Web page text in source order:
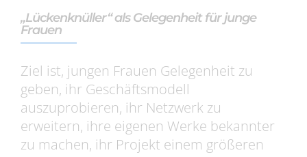
„Lückenknüller“ als Gelegenheit für junge
Frauen
Ziel ist, jungen Frauen Gelegenheit zu
geben, ihr Geschäftsmodell
auszuprobieren, ihr Netzwerk zu
erweitern, ihre eigenen Werke bekannter
zu machen, ihr Projekt einem größeren